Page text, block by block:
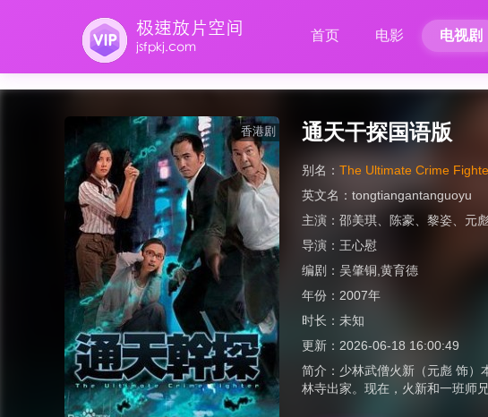
首页 电影 电视剧
香港剧 通天干探国语版
别名： The Ultimate Crime
英文名： tongtiangantanguoyu
主演： 邵美琪 陈豪 黎姿 元
导演： 王心慰
编剧： 吴肇铜,黄育德
年份： 2007年
时长： 未知
更新： 2026-06-18 16:00:49
简介： 少林武僧火新（元彪 饰）
林寺出家。现在，火新和一班师